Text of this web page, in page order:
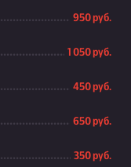
950 руб.
1 050 руб.
450 руб.
650 руб.
350 руб.